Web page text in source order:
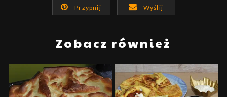
Przypnij Wyślij
Zobacz również